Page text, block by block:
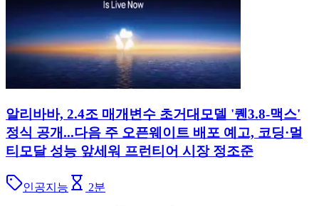
알리바바, 2.4조 매개변수 초거대모델 '퀜3.8-맥스'
정식 공개...다음 주 오픈웨이트 배포 예고, 코딩·멀
티모달 성능 앞세워 프런티어 시장 정조준
인공지능 2분